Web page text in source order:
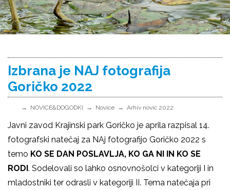
Izbrana je NAJ fotografija
Goričko 2022
NOVICE&DOGODKI Novice Arhiv novic 2022
Javni zavod Krajinski park Goričko je aprila razpisal 14.
fotografski natečaj za NAj fotografijo Goričko 2022 s
temo KO SE DAN POSLAVLJA, KO GA NI IN KO SE
RODI. Sodelovali so lahko osnovnošolci v kategoriji I in
mladostniki ter odrasli v kategoriji II. Tema natečaja pri